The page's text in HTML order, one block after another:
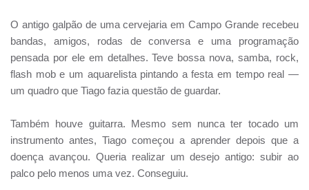
O antigo galpão de uma cervejaria em Campo Grande recebeu
bandas, amigos, rodas de conversa e uma programação
pensada por ele em detalhes. Teve bossa nova, samba, rock,
flash mob e um aquarelista pintando a festa em tempo real —
um quadro que Tiago fazia questão de guardar.
Também houve guitarra. Mesmo sem nunca ter tocado um
instrumento antes, Tiago começou a aprender depois que a
doença avançou. Queria realizar um desejo antigo: subir ao
palco pelo menos uma vez. Conseguiu.